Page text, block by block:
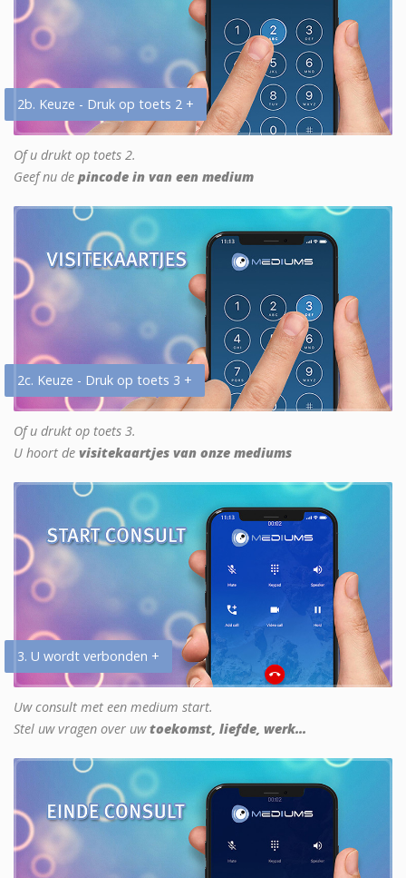
2b. Keuze - Druk op toets 2 +
Of u drukt op toets 2.
Geef nu de pincode in van een medium
2c. Keuze - Druk op toets 3 +
Of u drukt op toets 3.
U hoort de visitekaartjes van onze mediums
3. U wordt verbonden +
Uw consult met een medium start.
Stel uw vragen over uwtoekomst, liefde, werk...